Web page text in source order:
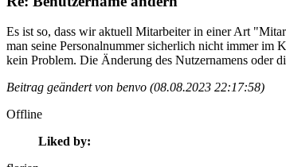
Es ist so, dass wir aktuell Mitarbeiter in einer Art
man seine Personalnummer sicherlich nicht immer im
kein Problem. Die Änderung des Nutzernamens oder
Beitrag geändert von benvo (08.08.2023 22:17:58)
Offline
Liked by: